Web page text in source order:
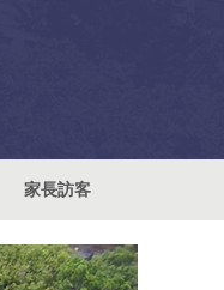
家長訪客